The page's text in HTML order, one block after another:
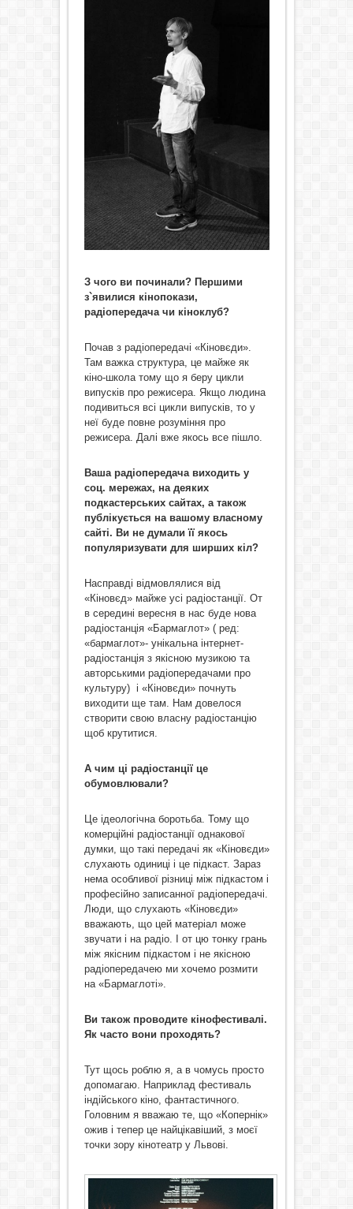
З чого ви починали? Першими
з`явилися кінопокази,
радіопередача чи кіноклуб?
Почав з радіопередачі «Кіновєди».
Там важка структура, це майже як
кіно-школа тому що я беру цикли
випусків про режисера. Якщо людина
подивиться всі цикли випусків, то у
неї буде повне розуміння про
режисера. Далі вже якось все пішло.
Ваша радіопередача виходить у
соц. мережах, на деяких
подкастерських сайтах, а також
публікується на вашому власному
сайті. Ви не думали її якось
популяризувати для ширших кіл?
Насправді відмовлялися від
«Кіновєд» майже усі радіостанції. От
в середині вересня в нас буде нова
радіостанція «Бармаглот» ( ред:
«бармаглот»- унікальна інтернет-
радіостанція з якісною музикою та
авторськими радіопередачами про
культуру) і «Кіновєди» почнуть
виходити ще там. Нам довелося
створити свою власну радіостанцію
щоб крутитися.
А чим ці радіостанції це
обумовлювали?
Це ідеологічна боротьба. Тому що
комерційні радіостанції однакової
думки, що такі передачі як «Кіновєди»
слухають одиниці і це підкаст. Зараз
нема особливої різниці між підкастом і
професійно записанної радіопередачі.
Люди, що слухають «Кіновєди»
вважають, що цей матеріал може
звучати і на радіо. І от цю тонку грань
між якісним підкастом і не якісною
радіопередачею ми хочемо розмити
на «Бармаглоті».
Ви також проводите кінофестивалі.
Як часто вони проходять?
Тут щось роблю я, а в чомусь просто
допомагаю. Наприклад фестиваль
індійського кіно, фантастичного.
Головним я вважаю те, що «Копернік»
ожив і тепер це найцікавіший, з моєї
точки зору кінотеатр у Львові.